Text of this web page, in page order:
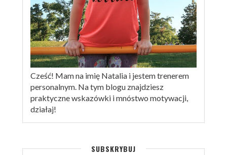
Cześć! Mam na imię Natalia i jestem trenerem
personalnym. Na tym blogu znajdziesz
praktyczne wskazówki i mnóstwo motywacji,
działaj!
SUBSKRYBUJ